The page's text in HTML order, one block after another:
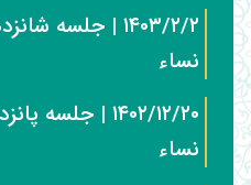
۱۴۰۳/۲/۲ | جلسه
نساء
۱۴۰۲/۱۲/۲۰ |
نساء